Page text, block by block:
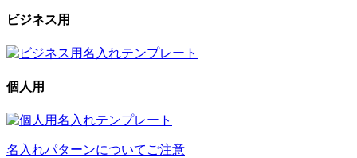
ビジネス用
個人用
名入れパターンについてご注意